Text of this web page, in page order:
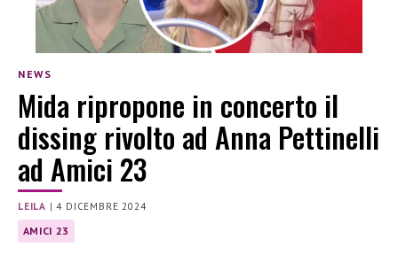
NEWS
Mida ripropone in concerto il
dissing rivolto ad Anna Pettinelli
ad Amici 23
LEILA |4 DICEMBRE 2024
AMICI 23